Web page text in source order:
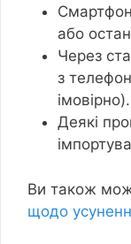
або
Через
з
імовірно).
Деякі
Ви також
щодо